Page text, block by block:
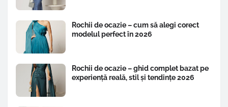
Rochii de ocazie – cum să alegi corect
modelul perfect în 2026
Rochii de ocazie – ghid complet bazat pe
experiență reală, stil și tendințe 2026